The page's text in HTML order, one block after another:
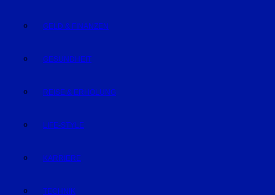
GELD & FINANZEN
GESUNDHEIT
REISE & ERHOLUNG
LIFE-STYLE
KARRIERE
TECHNIK